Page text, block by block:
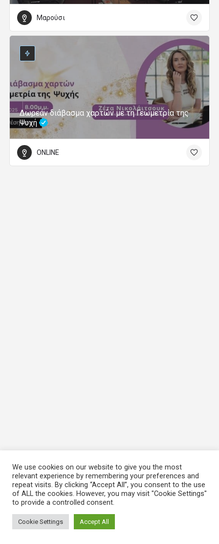
Μαρούσι
Δωρεάν διάβασμα χαρτών με τη Γεωμετρία της
Ψυχή
ONLINE
We use cookies on our website to give you the most
relevant experience by remembering your preferences and
repeat visits. By clicking “Accept All”, you consent to the use
of ALL the cookies. However, you may visit "Cookie Settings"
to provide a controlled consent.
Cookie Settings Accept All